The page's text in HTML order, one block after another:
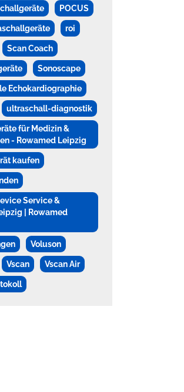
POCUS
roi
Scan Coach
Sonoscape
Echokardiographie
ultraschall-diagnostik
für Medizin &
- Rowamed Leipzig
kaufen
Service &
| Rowamed
Voluson
Vscan
Vscan Air